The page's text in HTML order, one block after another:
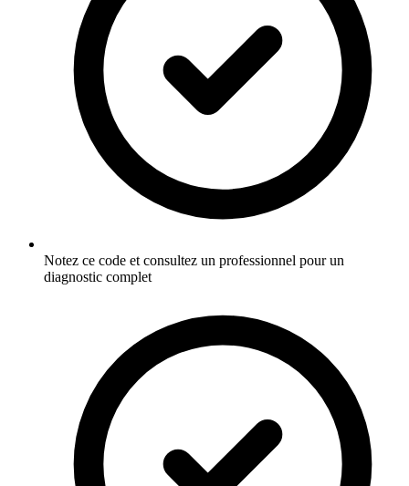
Notez ce code et consultez un professionnel pour un
diagnostic complet